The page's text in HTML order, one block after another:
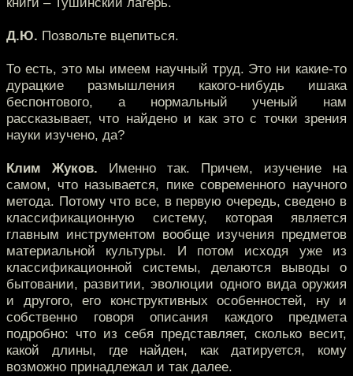
Д.Ю. Позвольте вцепиться.
То есть, это мы имеем научный труд. Это ни какие-то
дурацкие размышления какого-нибудь ишака
беспонтового, а нормальный ученый нам
рассказывает, что найдено и как это с точки зрения
науки изучено, да?
Клим Жуков. Именно так. Причем, изучение на
самом, что называется, пике современного научного
метода. Потому что все, в первую очередь, сведено в
классификационную систему, которая является
главным инструментом вообще изучения предметов
материальной культуры. И потом исходя уже из
классификационной системы, делаются выводы о
бытовании, развитии, эволюции одного вида оружия
и другого, его конструктивных особенностей, ну и
собственно говоря описания каждого предмета
подробно: что из себя представляет, сколько весит,
какой длины, где найден, как датируется, кому
возможно принадлежал и так далее.